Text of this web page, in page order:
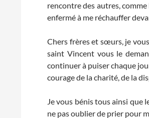
rencontre des autres,
enfermé à me réchauffer
Chers frères et sœurs, je
saint Vincent vous le
continuer à puiser chaque
courage de la charité, de la
Je vous bénis tous ainsi que
ne pas oublier de prier pour